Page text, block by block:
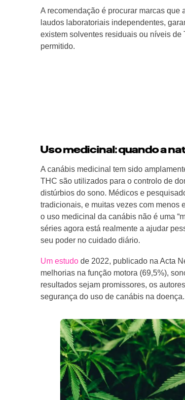
A recomendação é procurar marcas que
laudos laboratoriais independentes,
existem solventes residuais ou níveis de
permitido.
Uso medicinal: quando a
A canábis medicinal tem sido
THC são utilizados para o controlo de
distúrbios do sono. Médicos e
tradicionais, e muitas vezes com menos
o uso medicinal da canábis não é uma
séries agora está realmente a ajudar
seu poder no cuidado diário.
Um estudode 2022, publicado na Acta
melhorias na função motora (69,5%),
resultados sejam promissores, os
segurança do uso de canábis na doença.